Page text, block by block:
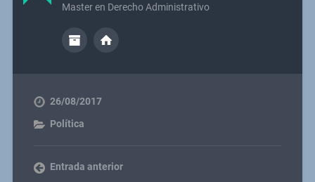
Master en Derecho Administrativo
26/08/2017
Política
Entrada anterior